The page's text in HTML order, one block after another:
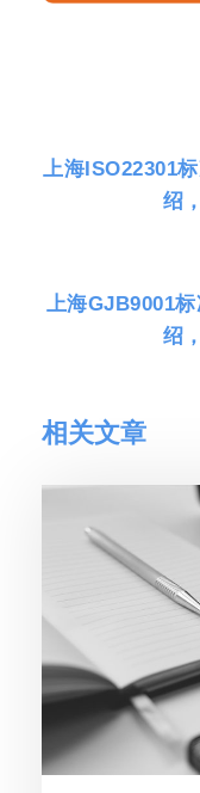
上海ISO22301
绍
上海GJB9001
绍
相关文章